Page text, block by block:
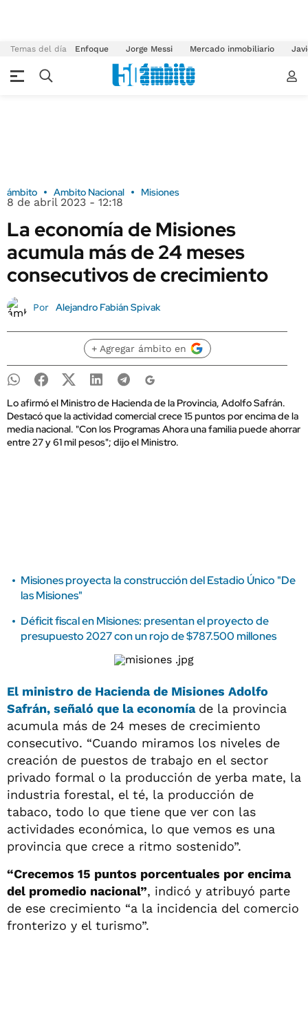
Temas del día Enfoque Jorge Messi Mercado inmobiliario
ámbito Ambito Nacional Misiones
8 de abril 2023 - 12:18
La economía de Misiones
acumula más de 24 meses
consecutivos de crecimiento
Por Alejandro Fabián Spivak
+ Agregar ámbito en
Lo afirmó el Ministro de Hacienda de la Provincia, Adolfo Safrán.
Destacó que la actividad comercial crece 15 puntos por encima de la
media nacional. "Con los Programas Ahora una familia puede ahorrar
entre 27 y 61 mil pesos"; dijo el Ministro.
Misiones proyecta la construcción del Estadio Único "De
las Misiones"
Déficit fiscal en Misiones: presentan el proyecto de
presupuesto 2027 con un rojo de $787.500 millones
El ministro de Hacienda de Misiones Adolfo
Safrán, señaló que laeconomía de la provincia
acumula más de 24 meses de crecimiento
consecutivo. “Cuando miramos los niveles de
creación de puestos de trabajo en el sector
privado formal o la producción de yerba mate, la
industria forestal, el té, la producción de
tabaco, todo lo que tiene que ver con las
actividades económica, lo que vemos es una
provincia que crece a ritmo sostenido”.
“Crecemos 15 puntos porcentuales por encima
del promedio nacional”, indicó y atribuyó parte
de ese crecimiento “a la incidencia del comercio
fronterizo y el turismo”.